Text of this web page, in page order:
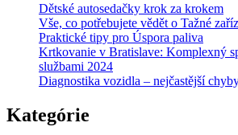
Dětské autosedačky krok za krokem
Vše, co potřebujete vědět o Tažné
Praktické tipy pro Úspora paliva
Krtkovanie v Bratislave: Komplexný
službami 2024
Diagnostika vozidla – nejčastější
Kategórie